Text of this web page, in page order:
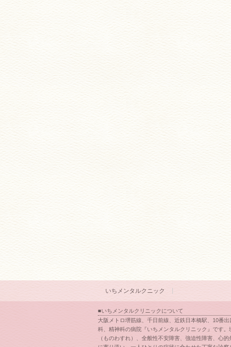
いちメンタルクニック
■いちメンタルクリニックについて
大阪メトロ堺筋線、千日前線、近鉄日本橋駅、10番
科、精神科の病院『いちメンタルクリニック』です
（ものわすれ）、全般性不安障害、強迫性障害、心